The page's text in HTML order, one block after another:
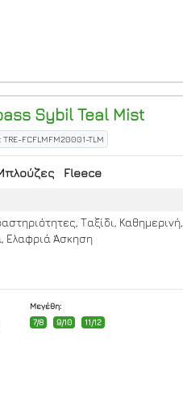
SybilTeal Mist
TRE-FCFLMFM20001-TLM
Fleece
Ταξίδι, Καθημερινή,
Ελαφριά Άσκηση
Μεγέθη:
7/8
9/10 11/12